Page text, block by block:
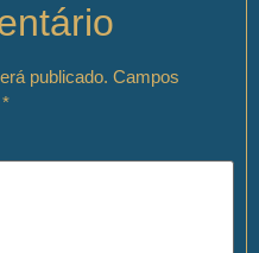
publicado. Campos
*